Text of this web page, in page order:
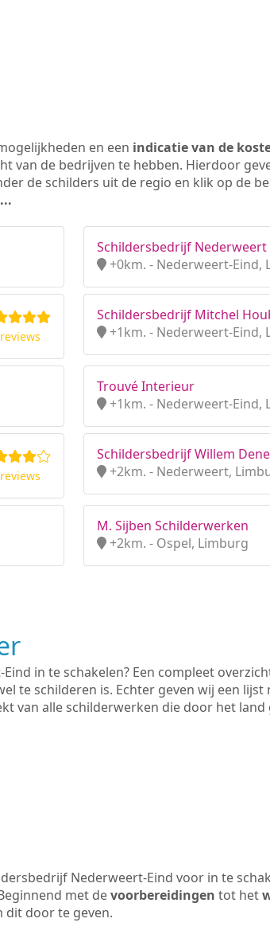
en een indicatie van de
van de bedrijven te hebben. Hierdoor
de schilders uit de regio en klik op de
Schildersbedrijf Nederweert
+0km. - Nederweert-Eind,
Schildersbedrijf Mitchel
+1km. - Nederweert-Eind,
Trouvé Interieur
+1km. - Nederweert-Eind,
Schildersbedrijf Willem
+2km. - Nederweert,
M. Sijben Schilderwerken
+2km. - Ospel, Limburg
in te schakelen? Een compleet
te schilderen is. Echter geven wij een lijst
van alle schilderwerken die door het
Nederweert-Eind voor in te
met devoorbereidingen tot het
dit door te geven.